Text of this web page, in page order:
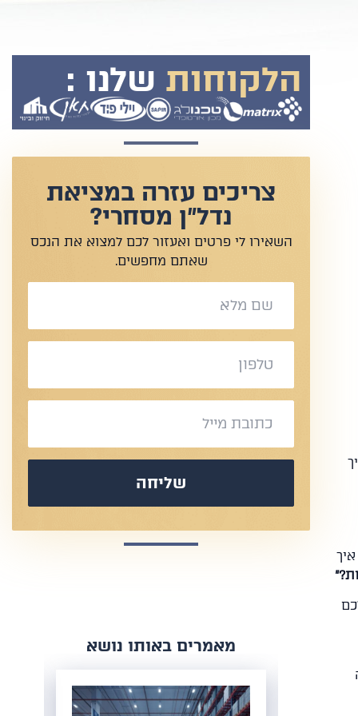
הלקוחות שלנו :
צריכים עזרה במציאת
נדל"ן מסחרי?
השאירו לי פרטים ואעזור לכם למצוא את הנכס
שאתם מחפשים.
שליחה
​מאמרים באותו נושא